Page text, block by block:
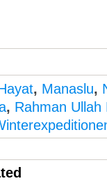
, Manaslu,
, Rahman Ullah